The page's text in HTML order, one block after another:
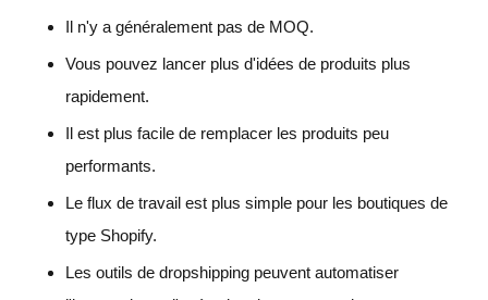
Il n'y a généralement pas de MOQ.
Vous pouvez lancer plus d'idées de produits plus
rapidement.
Il est plus facile de remplacer les produits peu
performants.
Le flux de travail est plus simple pour les boutiques de
type Shopify.
Les outils de dropshipping peuvent automatiser